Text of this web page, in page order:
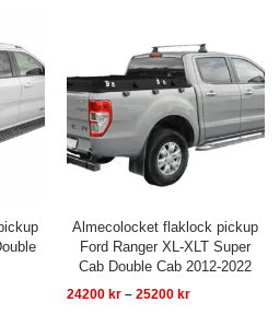
kr
Almecolocket flaklock pickup
Ford Ranger XL-XLT Super
Cab Double Cab 2012-2022
24200 kr – 25200 kr
till
25200 kr